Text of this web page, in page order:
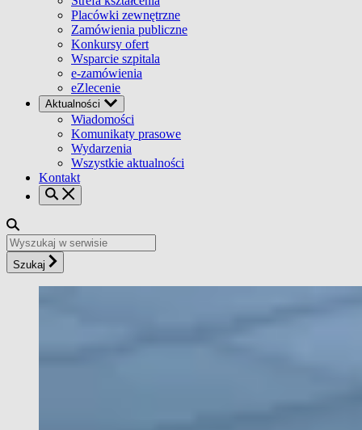
Placówki zewnętrzne
Zamówienia publiczne
Konkursy ofert
Wsparcie szpitala
e-zamówienia
eZlecenie
Aktualności
Wiadomości
Komunikaty prasowe
Wydarzenia
Wszystkie aktualności
Kontakt
Szukaj